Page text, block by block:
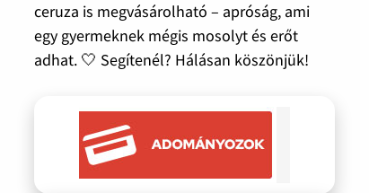
ceruza is megvásárolható – apróság, ami
egy gyermeknek mégis mosolyt és erőt
adhat. 🤍 Segítenél? Hálásan köszönjük!